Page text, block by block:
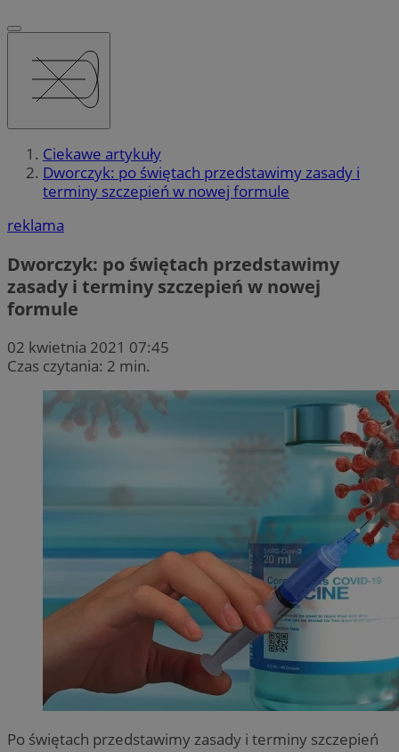
Ciekawe artykuły
Dworczyk: po świętach przedstawimy zasady i
terminy szczepień w nowej formule
reklama
Dworczyk: po świętach przedstawimy
zasady i terminy szczepień w nowej
formule
02 kwietnia 2021 07:45
Czas czytania: 2 min.
Po świętach przedstawimy zasady i terminy szczepień